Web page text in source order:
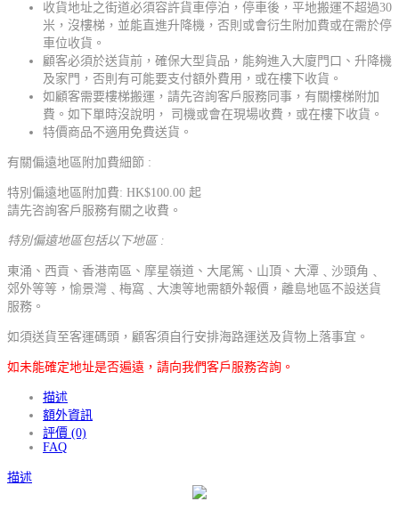
收貨地址之街道必須容許貨車停泊，停車後，平地搬運不超過30
米，沒樓梯，並能直進升降機，否則或會衍生附加費或在需於停
車位收貨。
顧客必須於送貨前，確保大型貨品，能夠進入大廈門口、升降機
及家門，否則有可能要支付額外費用，或在樓下收貨。
如顧客需要樓梯搬運，請先咨詢客戶服務同事，有關樓梯附加
費。如下單時沒說明， 司機或會在現場收費，或在樓下收貨。
特價商品不適用免費送貨。
有關偏遠地區附加費細節 :
特別偏遠地區附加費: HK$100.00 起
請先咨詢客戶服務有關之收費。
特別偏遠地區包括以下地區 :
東涌、西貢、香港南區、摩星嶺道、大尾篤、山頂、大潭﹑沙頭角﹑
郊外等等，愉景灣﹑梅窩﹑大澳等地需額外報價，離島地區不設送貨
服務。
如須送貨至客運碼頭，顧客須自行安排海路運送及貨物上落事宜。
如未能確定地址是否遍遠，請向我們客戶服務咨詢。
描述
額外資訊
評價 (0)
FAQ
描述